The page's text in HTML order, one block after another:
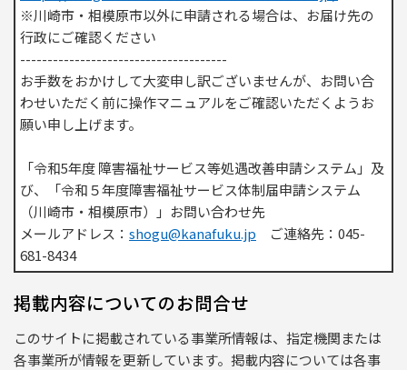
※川崎市・相模原市以外に申請される場合は、お届け先の
行政にご確認ください
--------------------------------------
お手数をおかけして大変申し訳ございませんが、お問い合
わせいただく前に操作マニュアルをご確認いただくようお
願い申し上げます。
「令和5年度 障害福祉サービス等処遇改善申請システム」及
び、「令和５年度障害福祉サービス体制届申請システム
（川崎市・相模原市）」お問い合わせ先
メールアドレス： shogu@kanafuku.jp ご連絡先：045-
681-8434
掲載内容についてのお問合せ
このサイトに掲載されている事業所情報は、指定機関または
各事業所が情報を更新しています。掲載内容については各事